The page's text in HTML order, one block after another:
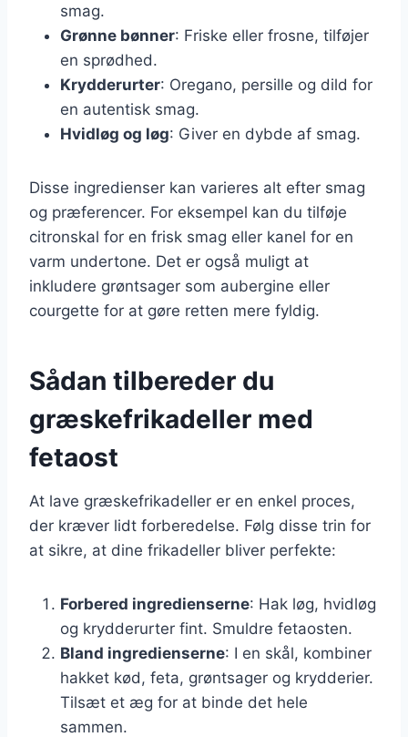
smag.
Grønne bønner: Friske eller frosne, tilføjer
en sprødhed.
Krydderurter: Oregano, persille og dild for
en autentisk smag.
Hvidløg og løg: Giver en dybde af smag.
Disse ingredienser kan varieres alt efter smag
og præferencer. For eksempel kan du tilføje
citronskal for en frisk smag eller kanel for en
varm undertone. Det er også muligt at
inkludere grøntsager som aubergine eller
courgette for at gøre retten mere fyldig.
Sådan tilbereder du
græskefrikadeller med
fetaost
At lave græskefrikadeller er en enkel proces,
der kræver lidt forberedelse. Følg disse trin for
at sikre, at dine frikadeller bliver perfekte:
Forbered ingredienserne: Hak løg, hvidløg
og krydderurter fint. Smuldre fetaosten.
Bland ingredienserne: I en skål, kombiner
hakket kød, feta, grøntsager og krydderier.
Tilsæt et æg for at binde det hele
sammen.